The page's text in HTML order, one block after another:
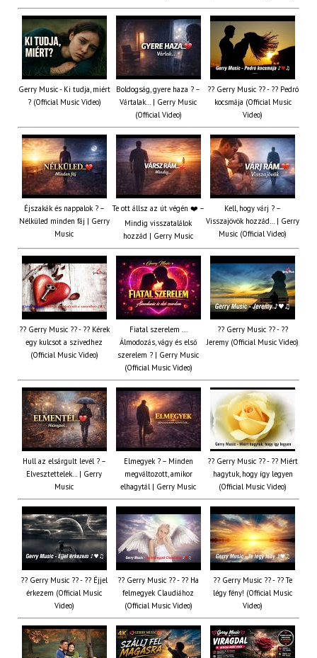
Gerry Music - Ki tudja, miért
? (Official Music Video)
Boldogság, gyere haza ? –
Vártalak… | Gerry Music
(Official Video)
?? Gerry Music ?? - ?? Pedró
kocsmája (Official Music
Video)
Éjszakák és nappalok ? –
Nélküled minden fáj | Gerry
Music
Te ott állsz az út végén ❤️ –
Mindig visszatalálok
hozzád | Gerry Music
Kell, hogy várj ? –
Visszajövök hozzád… | Gerry
Music (Official Video)
?? Gerry Music ?? - ?? Kérek
egy kulcsot a szívedhez
(Official Music Video)
Fiatal szerelem ...
Álmodozás, vágy és első
szerelem ? | Gerry Music
(Official Music Video)
?? Gerry Music ?? - ??
Jeremy (Official Music Video)
Hull az elsárgult levél ? –
Elvesztettelek… | Gerry
Music
Elmegyek ? – Minden
megváltozott, amikor
elhagytál | Gerry Music
?? Gerry Music ?? - ?? Miért
hagytuk, hogy így legyen
(Official Music Video)
?? Gerry Music ?? - ?? Éjjel
érkezem (Official Music
Video)
?? Gerry Music ?? - ?? Ha
felmegyek Claudiához
(Official Music Video)
?? Gerry Music ?? - ?? Te
légy fény! (Official Music
Video)